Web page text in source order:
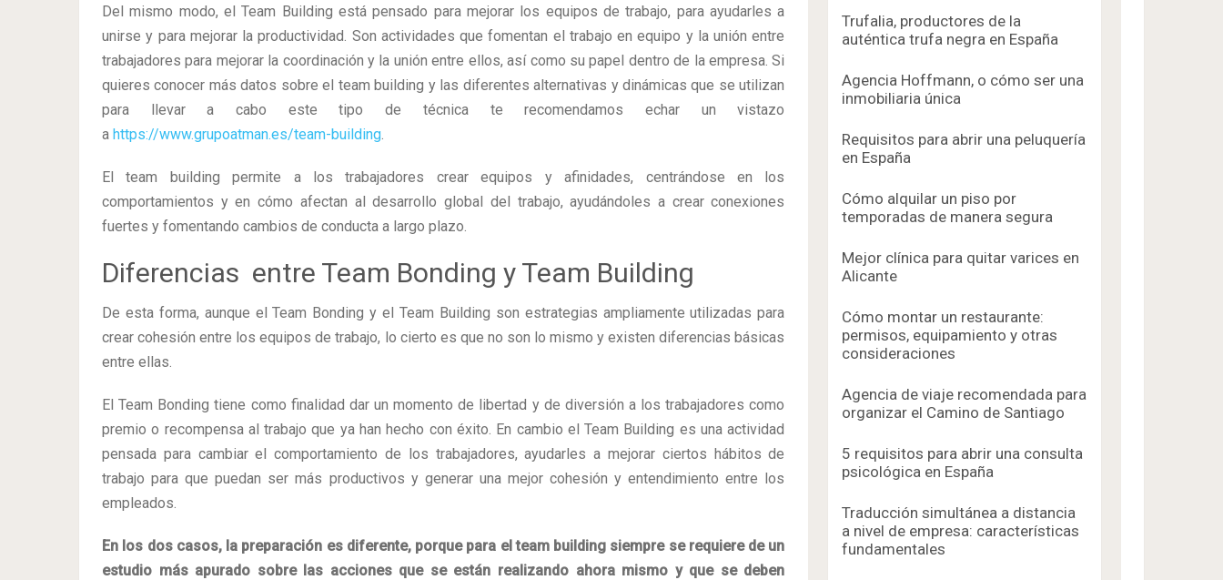
Del mismo modo, el Team Building está pensado para mejorar los equipos de trabajo, para ayudarles a
unirse y para mejorar la productividad. Son actividades que fomentan el trabajo en equipo y la unión entre
trabajadores para mejorar la coordinación y la unión entre ellos, así como su papel dentro de la empresa. Si
quieres conocer más datos sobre el team building y las diferentes alternativas y dinámicas que se utilizan
para llevar a cabo este tipo de técnica te recomendamos echar un vistazo
a https://www.grupoatman.es/team-building.
El team building permite a los trabajadores crear equipos y afinidades, centrándose en los
comportamientos y en cómo afectan al desarrollo global del trabajo, ayudándoles a crear conexiones
fuertes y fomentando cambios de conducta a largo plazo.
Diferencias entre Team Bonding y Team Building
De esta forma, aunque el Team Bonding y el Team Building son estrategias ampliamente utilizadas para
crear cohesión entre los equipos de trabajo, lo cierto es que no son lo mismo y existen diferencias básicas
entre ellas.
El Team Bonding tiene como finalidad dar un momento de libertad y de diversión a los trabajadores como
premio o recompensa al trabajo que ya han hecho con éxito. En cambio el Team Building es una actividad
pensada para cambiar el comportamiento de los trabajadores, ayudarles a mejorar ciertos hábitos de
trabajo para que puedan ser más productivos y generar una mejor cohesión y entendimiento entre los
empleados.
En los dos casos, la preparación es diferente, porque para el team building siempre se requiere de un
estudio más apurado sobre las acciones que se están realizando ahora mismo y que se deben
Trufalia, productores de la
auténtica trufa negra en España
Agencia Hoffmann, o cómo ser una
inmobiliaria única
Requisitos para abrir una peluquería
en España
Cómo alquilar un piso por
temporadas de manera segura
Mejor clínica para quitar varices en
Alicante
Cómo montar un restaurante:
permisos, equipamiento y otras
consideraciones
Agencia de viaje recomendada para
organizar el Camino de Santiago
5 requisitos para abrir una consulta
psicológica en España
Traducción simultánea a distancia
a nivel de empresa: características
fundamentales